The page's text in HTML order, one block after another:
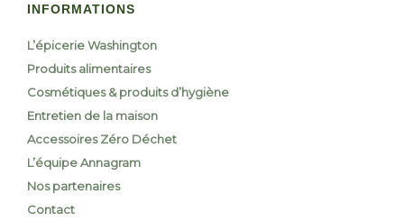
INFORMATIONS
L’épicerie Washington
Produits alimentaires
Cosmétiques & produits d’hygiène
Entretien de la maison
Accessoires Zéro Déchet
L’équipe Annagram
Nos partenaires
Contact